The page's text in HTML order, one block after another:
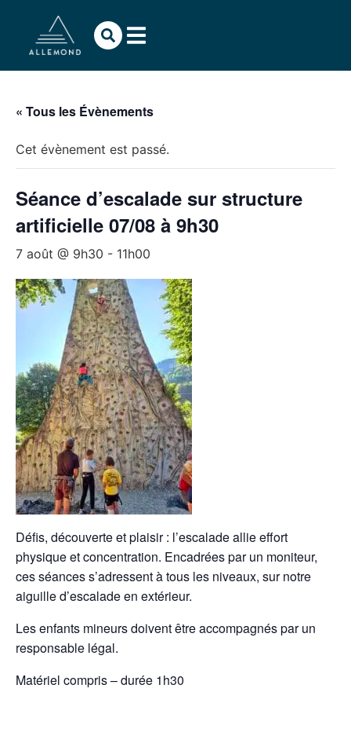
« Tous les Évènements
Cet évènement est passé.
Séance d’escalade sur structure
artificielle 07/08 à 9h30
7 août @ 9h30 - 11h00
Défis, découverte et plaisir : l’escalade allie effort
physique et concentration. Encadrées par un moniteur,
ces séances s’adressent à tous les niveaux, sur notre
aiguille d’escalade en extérieur.
Les enfants mineurs doivent être accompagnés par un
responsable légal.
Matériel compris – durée 1h30